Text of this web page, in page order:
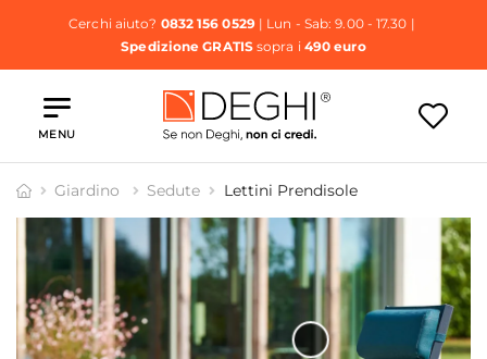
Cerchi aiuto? 0832 156 0529| Lun - Sab: 9.00 - 17.30 |
Spedizione GRATISsopra i 490 euro
MENU
Giardino Sedute Lettini Prendisole